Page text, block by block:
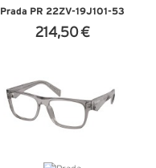
Prada PR 22ZV-19J1O1-53
214,50 €